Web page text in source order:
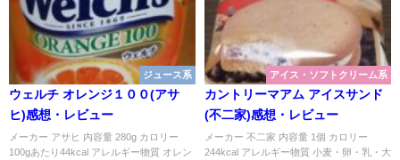
ジュース系
ウェルチ オレンジ１００(アサ
ヒ)感想・レビュー
メーカー アサヒ 内容量 280g カロリー
100gあたり44kcal アレルギー物質 オレン
アイス・ソフトクリーム系
カントリーマアム アイスサンド
(不二家)感想・レビュー
メーカー 不二家 内容量 1個 カロリー
244kcal アレルギー物質 小麦・卵・乳・大